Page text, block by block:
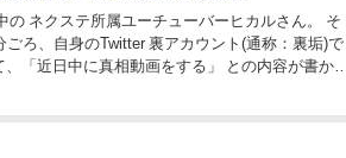
ろ、自身のTwitter 裏アカウント(通称：裏垢)で
「近日中に真相動画をする」 との内容が書かれ